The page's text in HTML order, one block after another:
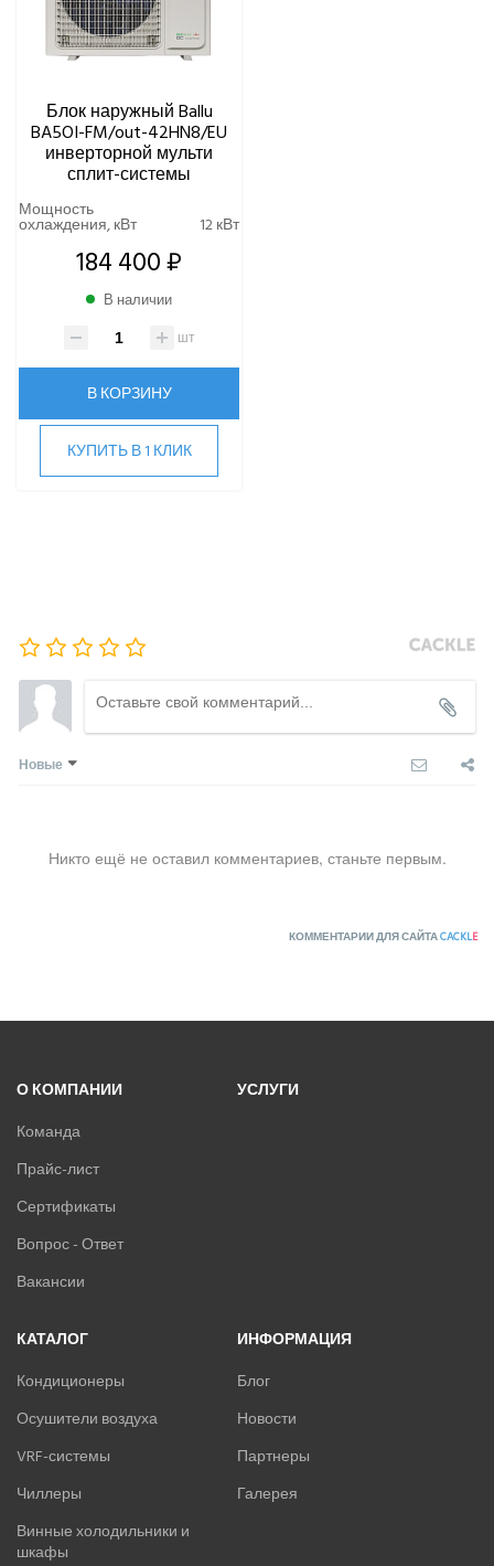
ВИННЫЕ ХОЛОДИЛЬНИКИ И ШКАФЫ
ПРЕЦИЗИОННЫЕ КОНДИЦИОНЕРЫ
ПРИТОЧНО-ВЫТЯЖНЫЕ УСТАНОВКИ
ПРИТОЧНЫЕ ОЧИСТИТЕЛИ ВОЗДУХА, БРИЗЕРЫ
ТЕПЛОВЫЕ НАСОСЫ
Блок наружный Ballu
BA5OI-FM/out-42HN8/EU
инверторной мульти
сплит-системы
Мощность
охлаждения, кВт 12 кВт
184 400 ₽
В наличии
шт
В КОРЗИНУ
КУПИТЬ В 1 КЛИК
Новые
Никто ещё не оставил комментариев, станьте первым.
КОММЕНТАРИИ ДЛЯ САЙТАCACKLE
О КОМПАНИИ
Команда
Прайс-лист
Сертификаты
Вопрос - Ответ
Вакансии
УСЛУГИ
КАТАЛОГ
Кондиционеры
Осушители воздуха
VRF-системы
Чиллеры
Винные холодильники и
шкафы
ИНФОРМАЦИЯ
Блог
Новости
Партнеры
Галерея